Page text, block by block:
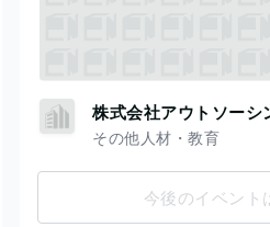
株式会社アウトソーシ
その他人材・教育
今後のイベント